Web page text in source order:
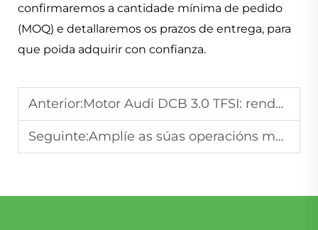
confirmaremos a cantidade mínima de pedido
(MOQ) e detallaremos os prazos de entrega, para
que poida adquirir con confianza.
Anterior:Motor Audi DCB 3.0 TFSI: rendemento, problemas comúns e solucións profesionais de reacondicionamento
Seguinte:Amplíe as súas operacións mediante a adquisición directa de fábricas de montaxe de motores para inventarios de motores en caixa